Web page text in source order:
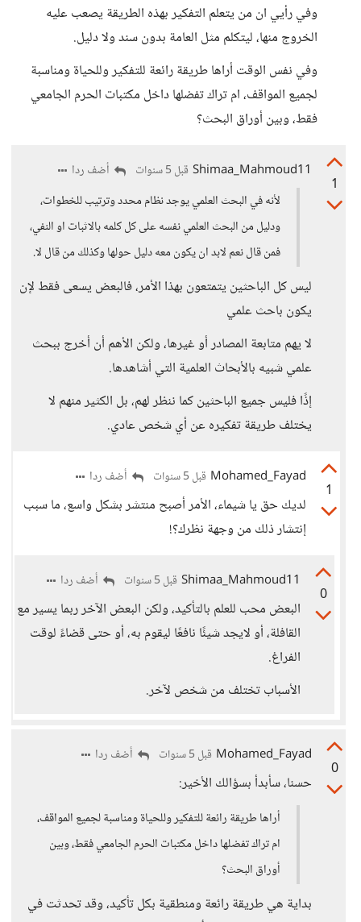
وفي رأيي ان من يتعلم التفكير بهذه الطريقة يصعب عليه
الخروج منها، ليتكلم مثل العامة بدون سند ولا دليل.
وفي نفس الوقت أراها طريقة رائعة للتفكير وللحياة ومناسبة
لجميع المواقف، ام تراك تفضلها داخل مكتبات الحرم الجامعي
فقط، وبين أوراق البحث؟
1
Shimaa_Mahmoud11 قبل 5 سنوات
أضف ردا
لأنه في البحث العلمي يوجد نظام محدد وترتيب للخطوات،
ودليل من البحث العلمي نفسه على كل كلمه بالاثبات او النفي،
فمن قال نعم لابد ان يكون معه دليل حولها وكذلك من قال لا.
ليس كل الباحثين يتمتعون بهذا الأمر، فالبعض يسعى فقط لإن
يكون باحث علمي
لا يهم متابعة المصادر أو غيرها، ولكن الأهم أن أخرج ببحث
علمي شبيه بالأبحاث العلمية التي أشاهدها.
إذًا فليس جميع الباحثين كما ننظر لهم، بل الكثير منهم لا
يختلف طريقة تفكيره عن أي شخص عادي.
1
Mohamed_Fayad قبل 5 سنوات أضف ردا
لديك حق يا شيماء، الأمر أصبح منتشر بشكل واسع، ما سبب
إنتشار ذلك من وجهة نظرك؟!
0
Shimaa_Mahmoud11 قبل 5 سنوات أضف ردا
البعض محب للعلم بالتأكيد، ولكن البعض الآخر ربما يسير مع
القافلة، أو لايجد شيئًا نافعًا ليقوم به، أو حتى قضاءً لوقت
الفراغ.
الأسباب تختلف من شخص لآخر.
0
Mohamed_Fayad قبل 5 سنوات أضف ردا
حسنا، سأبدأ بسؤالك الأخير:
أراها طريقة رائعة للتفكير وللحياة ومناسبة لجميع المواقف،
ام تراك تفضلها داخل مكتبات الحرم الجامعي فقط، وبين
أوراق البحث؟
بداية هي طريقة رائعة ومنطقية بكل تأكيد، وقد تحدثت في